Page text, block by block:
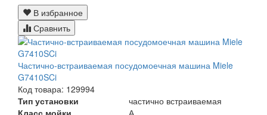
В избранное
Сравнить
Частично-встраиваемая посудомоечная машина Miele
G7410SCi
Код товара: 129994
Тип установки
частично встраиваемая